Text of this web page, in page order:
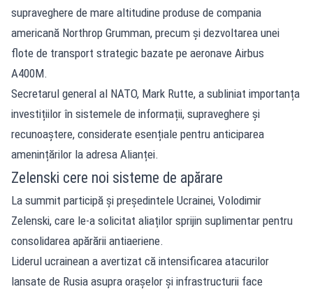
supraveghere de mare altitudine produse de compania
americană Northrop Grumman, precum și dezvoltarea unei
flote de transport strategic bazate pe aeronave Airbus
A400M.
Secretarul general al NATO, Mark Rutte, a subliniat importanța
investițiilor în sistemele de informații, supraveghere și
recunoaștere, considerate esențiale pentru anticiparea
amenințărilor la adresa Alianței.
Zelenski cere noi sisteme de apărare
La summit participă și președintele Ucrainei, Volodimir
Zelenski, care le-a solicitat aliaților sprijin suplimentar pentru
consolidarea apărării antiaeriene.
Liderul ucrainean a avertizat că intensificarea atacurilor
lansate de Rusia asupra orașelor și infrastructurii face